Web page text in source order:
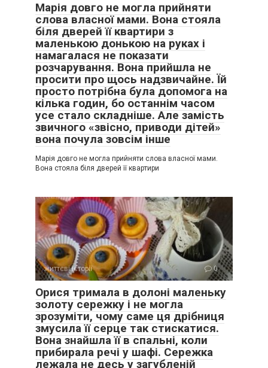
Марія довго не могла прийняти
слова власної мами. Вона стояла
біля дверей її квартири з
маленькою донькою на руках і
намагалася не показати
розчарування. Вона прийшла не
просити про щось надзвичайне. Їй
просто потрібна була допомога на
кілька годин, бо останнім часом
усе стало складніше. Але замість
звичного «звісно, приводи дітей»
вона почула зовсім інше
Марія довго не могла прийняти слова власної мами.
Вона стояла біля дверей її квартири
життєві історії 0
Орися тримала в долоні маленьку
золоту сережку і не могла
зрозуміти, чому саме ця дрібниця
змусила її серце так стискатися.
Вона знайшла її в спальні, коли
прибирала речі у шафі. Сережка
лежала не десь у загубленій